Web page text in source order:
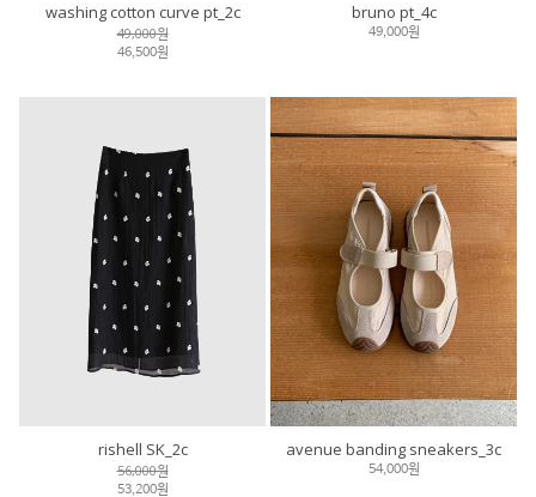
washing cotton curve pt_2c
49,000원
46,500원
bruno pt_4c
49,000원
rishell SK_2c
56,000원
53,200원
avenue banding sneakers_3c
54,000원